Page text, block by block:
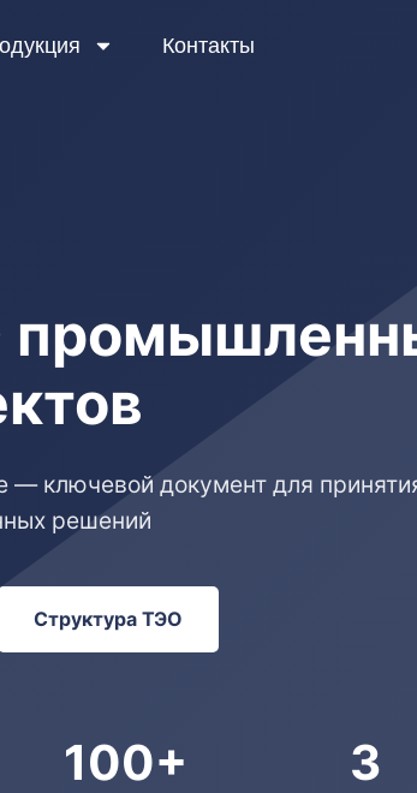
Контакты
— ключевой документ для
решений
Структура ТЭО
100+ 3